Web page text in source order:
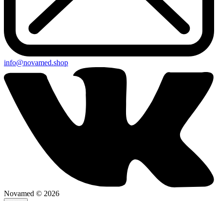
info@novamed.shop
Novamed © 2026